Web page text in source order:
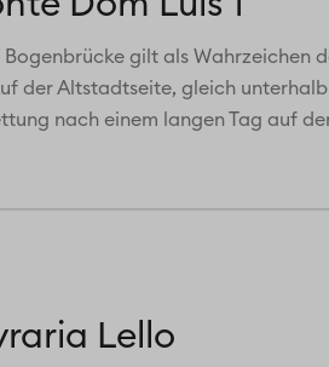
Bogenbrücke gilt als Wahrzeichen
der Altstadtseite, gleich
nach einem langen Tag auf
Lello